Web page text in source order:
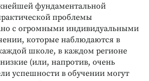
фундаментальной
проблемы
с огромными индивидуальными
которые наблюдаются в
школе, в каждом регионе
(или, напротив, очень
успешности в обучении могут